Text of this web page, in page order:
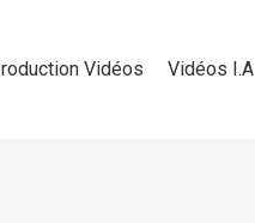
Vidéos Vidéos I.A